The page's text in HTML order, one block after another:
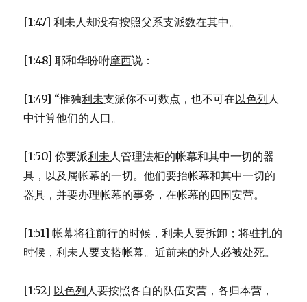
[1:47]利未人却没有按照父系支派数在其中。
[1:48] 耶和华吩咐摩西说：
[1:49] “惟独利未支派你不可数点，也不可在以色列人
中计算他们的人口。
[1:50] 你要派利未人管理法柜的帐幕和其中一切的器
具，以及属帐幕的一切。他们要抬帐幕和其中一切的
器具，并要办理帐幕的事务，在帐幕的四围安营。
[1:51] 帐幕将往前行的时候，利未人要拆卸；将驻扎的
时候，利未人要支搭帐幕。近前来的外人必被处死。
[1:52] 以色列人要按照各自的队伍安营，各归本营，